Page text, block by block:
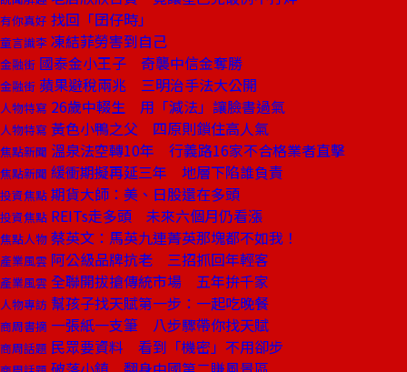
有你真好 找回「囝仔時」
童言識李 凍結菲勞害到自己
金融街 國泰金小王子 奇襲中信金奪勝
金融街 蘋果避稅兩兆 三明治手法大公開
人物特寫 26歲中輟生 用「減法」讓臉書過氣
人物特寫 黃色小鴨之父 四原則鎖住高人氣
焦點新聞 溫泉法空轉10年 行義路16家不合格業者直擊
焦點新聞 緩衝期擬再延三年 地層下陷誰負責
投資焦點 期貨大師：美、日股還在多頭
投資焦點 REITs走多頭 未來六個月仍看漲
焦點人物 蔡英文：馬英九連菁英那塊都不如我！
產業風雲 阿公級品牌抗老 三招抓回年輕客
產業風雲 全聯開拔搶傳統市場 五年拚千家
人物專訪 幫孩子找天賦第一步：一起吃晚餐
商周書摘 一張紙一支筆 八步驟帶你找天賦
商周話題 民眾要資料 看到「機密」不用卻步